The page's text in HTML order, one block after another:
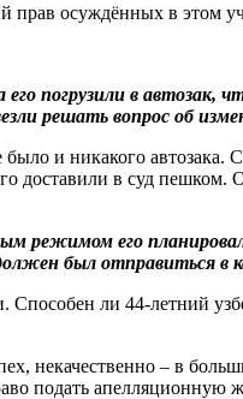
прав осуждённых в этом
погрузили в
решать вопрос об
и никакого
доставили в суд пешком.
режимом его
был отправиться
Способен ли 44-летний
некачественно – в
подать апелляционную